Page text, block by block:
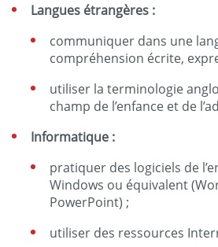
Langues étrangères :
communiquer dans une
compréhension écrite,
utiliser la terminologie
champ de l’enfance et de
Informatique :
pratiquer des logiciels de
Windows ou équivalent
PowerPoint) ;
utiliser des ressources